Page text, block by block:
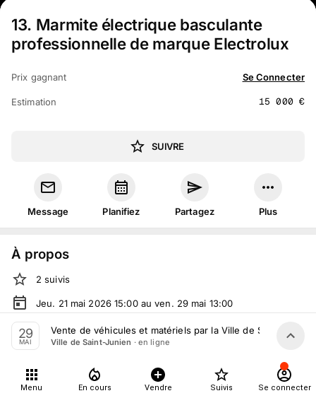
13. Marmite électrique basculante
professionnelle de marque Electrolux
Prix gagnant Se Connecter
Estimation 15 000 €
SUIVRE
Message Planifiez Partagez Plus
À propos
2 suivis
Jeu. 21 mai 2026 15:00 au ven. 29 mai 13:00
Vente volontaireorganiséeparVille de Saint-Junien
Tout le monde peut participer
29
MAI
Vente de véhicules et matériels par la Ville de Saint-
Ville de Saint-Junien · en ligne
Menu En cours Vendre Suivis Se connecter